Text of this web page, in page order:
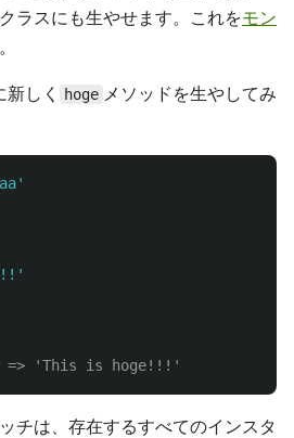
ラスにも生やせます。これをモン
新しく hoge メソッドを生やしてみ
=> 'This is hoge!!!'
チは、存在するすべてのインスタ